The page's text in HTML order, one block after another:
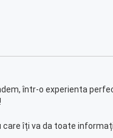
într-o experienta
îți va da toate